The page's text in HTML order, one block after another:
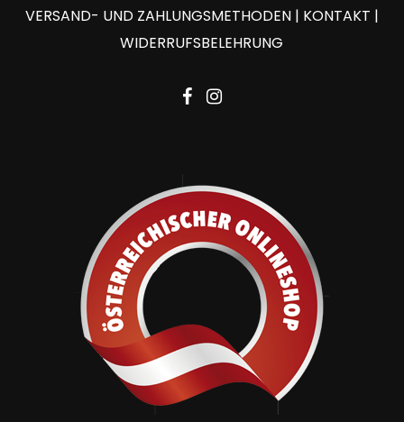
VERSAND- UND ZAHLUNGSMETHODEN| KONTAKT |
WIDERRUFSBELEHRUNG
facebook
instagram